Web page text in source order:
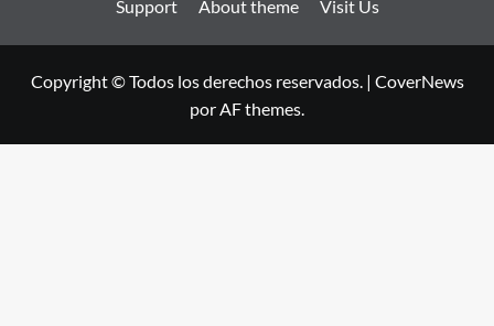
Support About theme Visit Us
Copyright © Todos los derechos reservados. | CoverNews
por AF themes.